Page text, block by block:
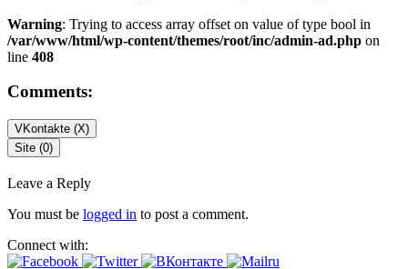
Warning: Trying to access array offset on value of type bool in
/var/www/html/wp-content/themes/root/inc/admin-ad.php on
line 408
Comments:
VKontakte (X)
Site (0)
Leave a Reply
You must be logged in to post a comment.
Connect with: